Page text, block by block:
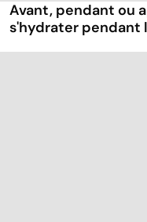
Avant, pendant ou
s'hydrater pendant